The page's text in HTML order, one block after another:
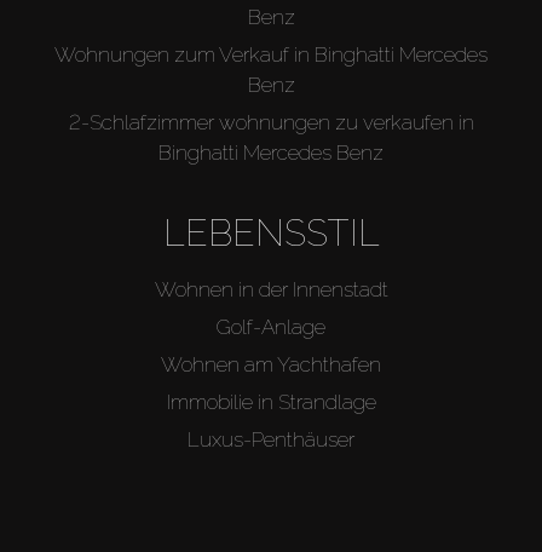
Benz
Wohnungen zum Verkauf in Binghatti Mercedes
Benz
2-Schlafzimmer wohnungen zu verkaufen in
Binghatti Mercedes Benz
LEBENSSTIL
Wohnen in der Innenstadt
Golf-Anlage
Wohnen am Yachthafen
Immobilie in Strandlage
Luxus-Penthäuser